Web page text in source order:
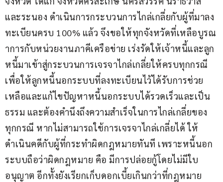
และระนอง ดำเนินการกระบวนการไกล่เกลี่ยกับผู้ที่มาลง
ทะเบียนครบ 100% แล้ว จึงขอให้ทุกจังหวัดที่เหลือบูรณ
าการกับหน่วยงานภาคีเครือข่าย เร่งรัดให้เจ้าหนี้และลูก
หนี้มาเข้าสู่กระบวนการเจรจาไกล่เกลี่ยให้ครบทุกกรณี
เพื่อให้ลูกหนี้นอกระบบที่ลงทะเบียนไว้ได้รับการช่วย
เหลือและแก้ไขปัญหาหนี้นอกระบบได้รวดเร็วและเป็น
ธรรม และต้องคำนึงถึงความสำเร็จในการไกล่เกลี่ยของ
ทุกกรณี หากไม่สามารถใช้การเจรจาไกล่เกลี่ยได้ ให้
ดำเนินคดีกับผู้ที่กระทำผิดกฎหมายทันที เพราะหนี้นอก
ระบบถือว่าผิดกฎหมาย คือ มีการปล่อยกู้โดยไม่มีใบ
อนุญาต อีกทั้งยังเรียกเก็บดอกเบี้ยเกินกว่าที่กฎหมาย